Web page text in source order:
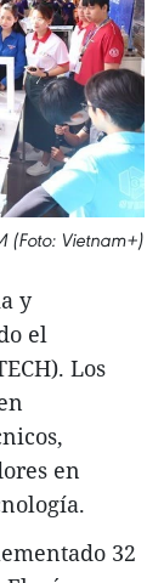
(Foto: Vietnam+)
y
el
Los
en
32